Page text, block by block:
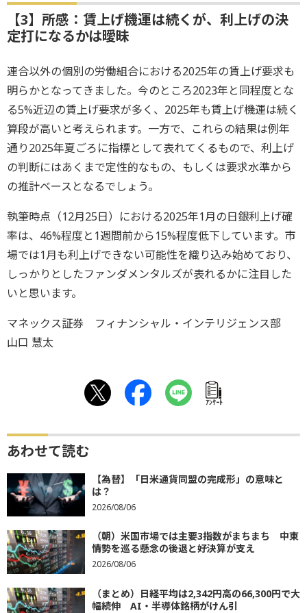
【3】所感：賃上げ機運は続くが、利上げの決
定打になるかは曖昧
連合以外の個別の労働組合における2025年の賃上げ要求も
明らかとなってきました。今のところ2023年と同程度とな
る5%近辺の賃上げ要求が多く、2025年も賃上げ機運は続く
算段が高いと考えられます。一方で、これらの結果は例年
通り2025年夏ごろに指標として表れてくるもので、利上げ
の判断にはあくまで定性的なもの、もしくは要求水準から
の推計ベースとなるでしょう。
執筆時点（12月25日）における2025年1月の日銀利上げ確
率は、46%程度と1週間前から15%程度低下しています。市
場では1月も利上げできない可能性を織り込み始めており、
しっかりとしたファンダメンタルズが表れるかに注目した
いと思います。
マネックス証券 フィナンシャル・インテリジェンス部
山口 慧太
ｱﾝｹｰﾄ
あわせて読む
【為替】「日米通貨同盟の完成形」の意味と
は？
2026/08/06
（朝）米国市場では主要3指数がまちまち 中東
情勢を巡る懸念の後退と好決算が支え
2026/08/06
（まとめ）日経平均は2,342円高の66,300円で大
幅続伸 AI・半導体銘柄がけん引